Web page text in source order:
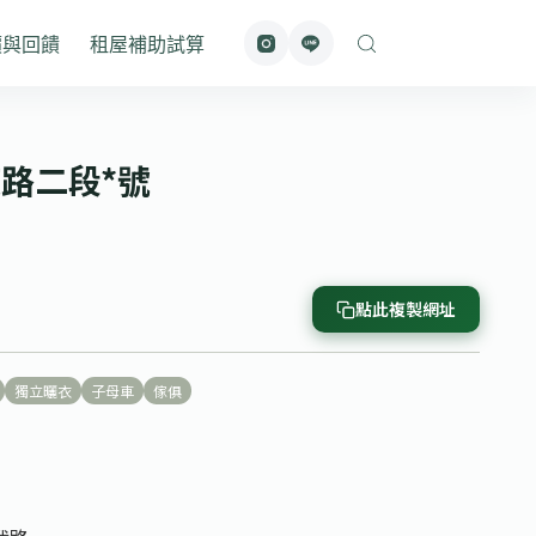
回饋 租屋補助試算
二段*號
點此複製網址
獨立曬衣 子母車 傢俱